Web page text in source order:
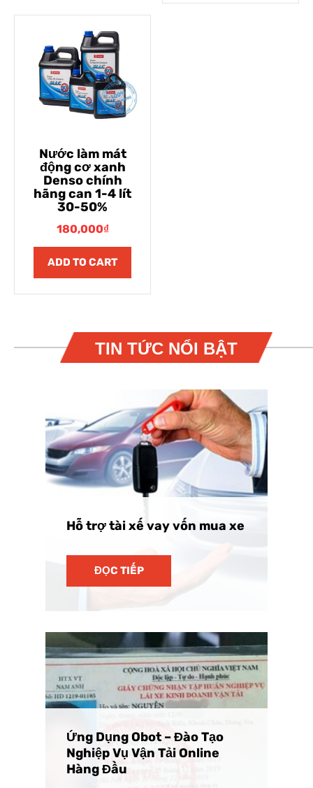
Nước làm mát
động cơ xanh
Denso chính
hãng can 1-4 lít
30-50%
180,000₫
ADD TO CART
TIN TỨC NỔI BẬT
Hỗ trợ tài xế vay vốn mua xe
ĐỌC TIẾP
Ứng Dụng Obot – Đào Tạo
Nghiệp Vụ Vận Tải Online
Hàng Đầu